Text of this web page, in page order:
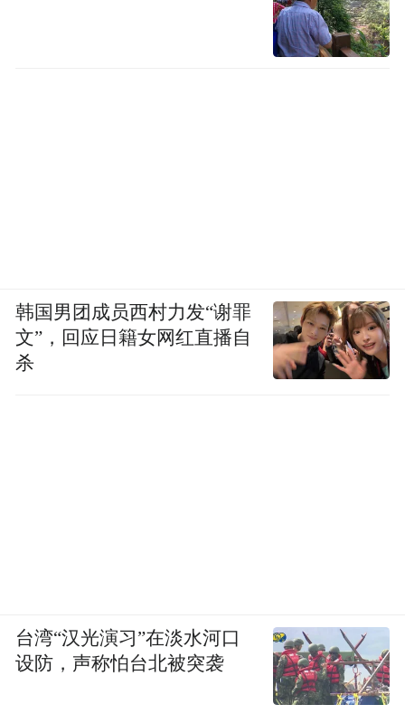
韩国男团成员西村力发“谢罪
文”，回应日籍女网红直播自
杀
台湾“汉光演习”在淡水河口
设防，声称怕台北被突袭